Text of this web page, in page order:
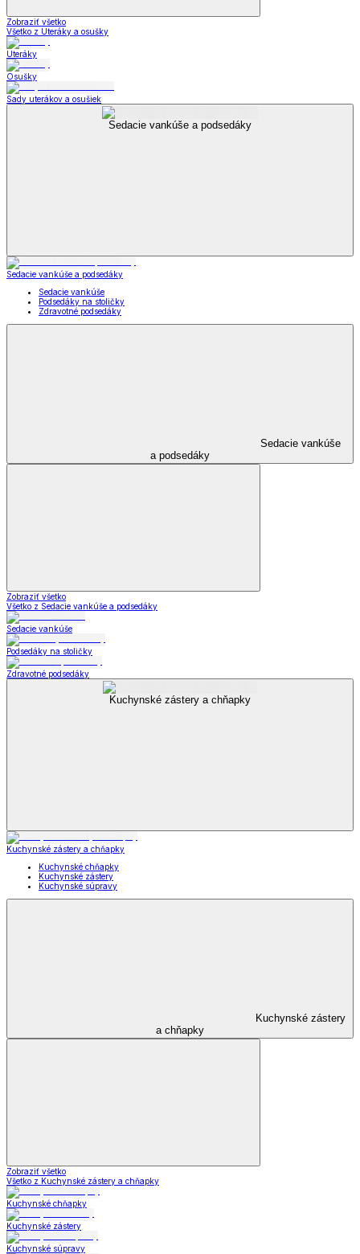
Zobraziť všetko
Všetko z Uteráky a osušky
Uteráky
Osušky
Sady uterákov a osušiek
Sedacie vankúše a podsedáky
Sedacie vankúše a podsedáky
Sedacie vankúše
Podsedáky na stoličky
Zdravotné podsedáky
Sedacie vankúše
a podsedáky
Zobraziť všetko
Všetko z Sedacie vankúše a podsedáky
Sedacie vankúše
Podsedáky na stoličky
Zdravotné podsedáky
Kuchynské zástery a chňapky
Kuchynské zástery a chňapky
Kuchynské chňapky
Kuchynské zástery
Kuchynské súpravy
Kuchynské zástery
a chňapky
Zobraziť všetko
Všetko z Kuchynské zástery a chňapky
Kuchynské chňapky
Kuchynské zástery
Kuchynské súpravy